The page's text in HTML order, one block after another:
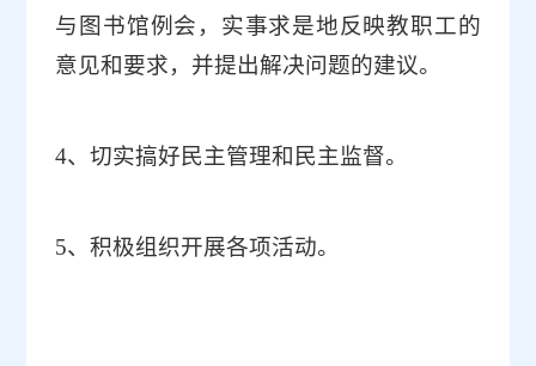
与图书馆例会，实事求是地反映教职工的
意见和要求，并提出解决问题的建议。
4、切实搞好民主管理和民主监督。
5、积极组织开展各项活动。